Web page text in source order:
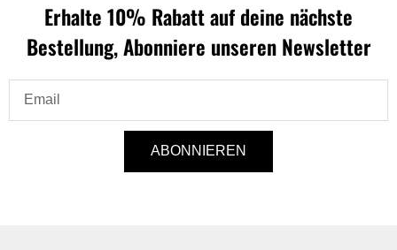
Erhalte 10% Rabatt auf deine nächste
Bestellung, Abonniere unseren Newsletter
ABONNIEREN